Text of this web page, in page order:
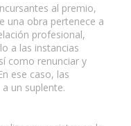
al premio,
una obra pertenece a
profesional,
a las instancias
como renunciar y
ese caso, las
un suplente.